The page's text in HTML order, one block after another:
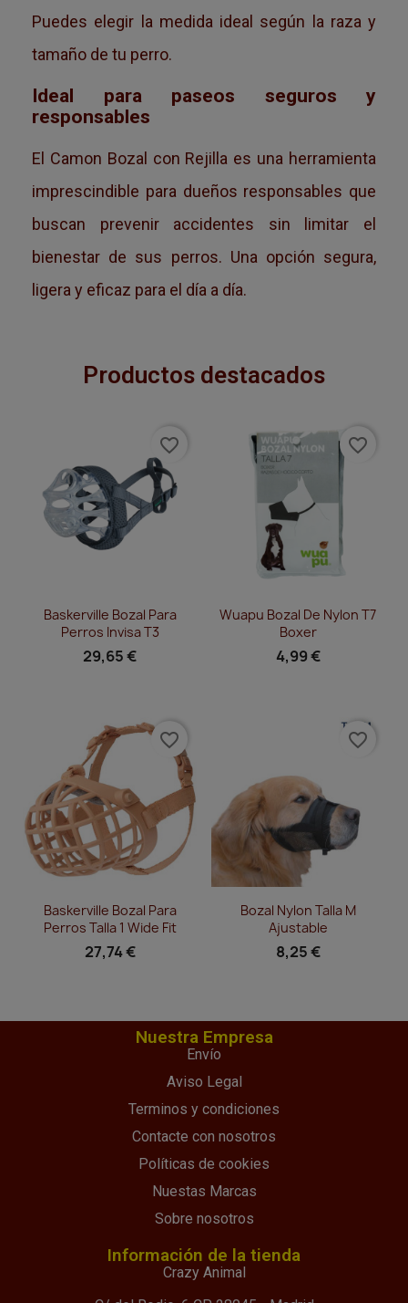
Puedes elegir la medida ideal según la raza y
tamaño de tu perro.
Ideal para paseos seguros y
responsables
El Camon Bozal con Rejilla es una herramienta
imprescindible para dueños responsables que
buscan prevenir accidentes sin limitar el
bienestar de sus perros. Una opción segura,
ligera y eficaz para el día a día.
Productos destacados
Vista rápida
Baskerville Bozal Para
Perros Invisa T3
29,65 €
favorite_border
 Vista rápida
Wuapu Bozal De Nylon T7
Boxer
4,99 €
favorite_border
Vista rápida
Baskerville Bozal Para
Perros Talla 1 Wide Fit
27,74 €
favorite_border
Vista rápida
Bozal Nylon Talla M
Ajustable
8,25 €
favorite_border
Nuestra Empresa
Envío
Aviso Legal
Terminos y condiciones
Contacte con nosotros
Políticas de cookies
Nuestas Marcas
Sobre nosotros
Información de la tienda
Crazy Animal